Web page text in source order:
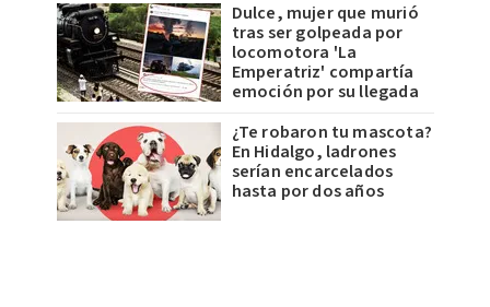
Dulce, mujer que murió
tras ser golpeada por
locomotora 'La
Emperatriz' compartía
emoción por su llegada
¿Te robaron tu mascota?
En Hidalgo, ladrones
serían encarcelados
hasta por dos años